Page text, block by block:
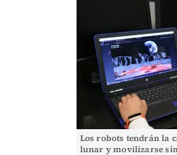
Los robots tendrán la
lunar y movilizarse